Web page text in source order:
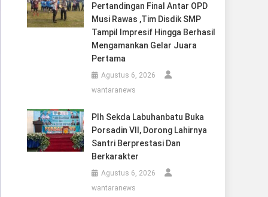
Pertandingan Final Antar OPD
Musi Rawas ,Tim Disdik SMP
Tampil Impresif Hingga Berhasil
Mengamankan Gelar Juara
Pertama
Agustus 6, 2026
wantaranews
Plh Sekda Labuhanbatu Buka
Porsadin VII, Dorong Lahirnya
Santri Berprestasi Dan
Berkarakter
Agustus 6, 2026
wantaranews